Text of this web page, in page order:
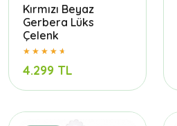
Kırmızı Beyaz
Gerbera Lüks
Çelenk
4.299 TL